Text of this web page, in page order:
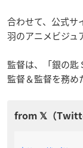
合わせて、公式サ
羽のアニメビジュ
監督は、「銀の
監督＆監督を務め